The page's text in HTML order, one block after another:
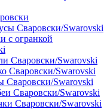
Сваровски/Swarovski
с огранкой
Сваровски/Swarovski
Сваровски/Swarovski
Сваровски/Swarovski
Сваровски/Swarovski
Сваровски/Swarovski